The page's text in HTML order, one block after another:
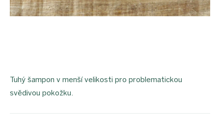
Tuhý šampon v menší velikosti pro problematickou
svědivou pokožku.